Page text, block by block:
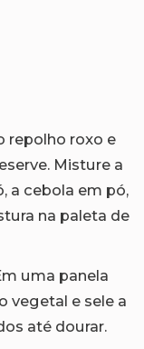
repolho roxo e
Misture a
a cebola em pó,
na paleta de
uma panela
vegetal e sele a
até dourar.